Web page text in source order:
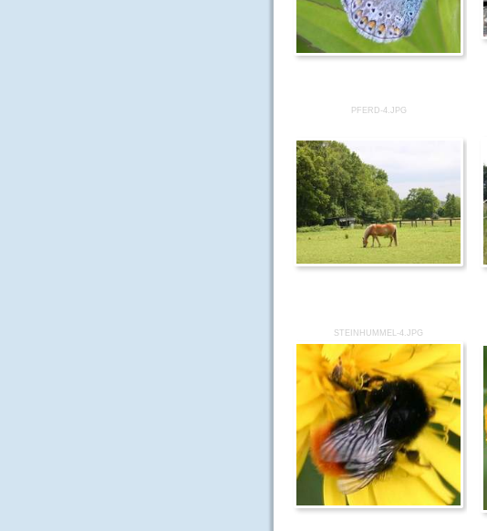
PFERD-4.JPG
STEINHUMMEL-4.JPG